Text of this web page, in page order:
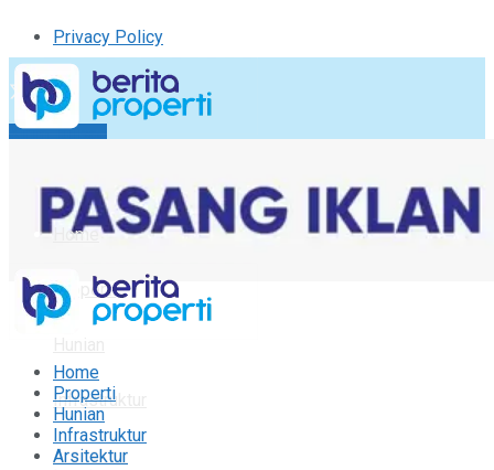
Privacy Policy
Kirim Tulisan
Logout
Home
Properti
Infrastruktur
Arsitektur
Home
Properti
Hunian
Infrastruktur
Arsitektur